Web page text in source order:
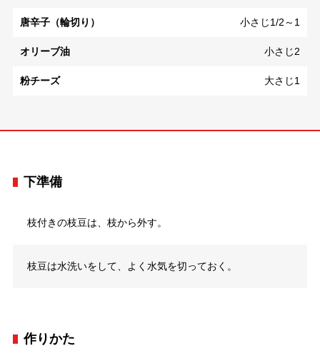
唐辛子（輪切り） 小さじ1/2～1
オリーブ油 小さじ2
粉チーズ 大さじ1
下準備
枝付きの枝豆は、枝から外す。
枝豆は水洗いをして、よく水気を切っておく。
作りかた